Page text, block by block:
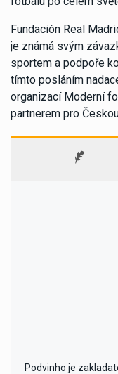
Fundación Real
je známá svým
sportem a podpoře
tímto posláním
organizací Moderní
partnerem pro
Podvinho je